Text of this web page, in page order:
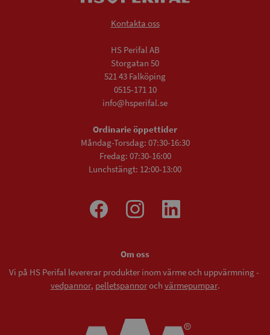
Kontakta oss
HS Perifal AB
Storgatan 50
521 43 Falköping
0515-171 10
info@hsperifal.se
Ordinarie öppettider
Måndag-Torsdag: 07:30-16:30
Fredag: 07:30-16:00
Lunchstängt: 12:00-13:00
Om oss
Vi på HS Perifal levererar produkter inom värme och uppvärmning -
vedpannor, pelletspannoroch värmepumpar.